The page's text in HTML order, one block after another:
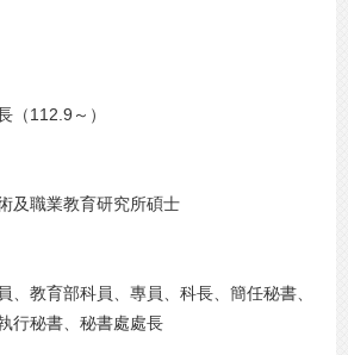
（112.9～）
及職業教育研究所碩士
、教育部科員、專員、科長、簡任秘書、
行秘書、秘書處處長